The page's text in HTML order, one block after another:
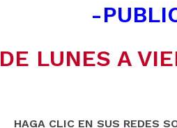
-
DE LUNES A
HAGA CLIC EN SUS REDES